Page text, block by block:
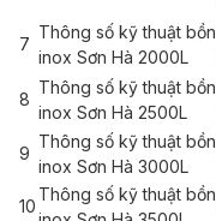
7
Thông số kỹ thuật bồn
inox Sơn Hà 2000L
8
Thông số kỹ thuật bồn
inox Sơn Hà 2500L
9
Thông số kỹ thuật bồn
inox Sơn Hà 3000L
10
Thông số kỹ thuật bồn